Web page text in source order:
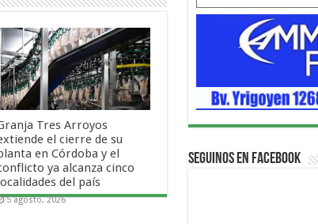
Tres Arroyos
el cierre de su
en Córdoba y el
ya alcanza cinco
del país
5 agosto, 2026
Seguinos en Facebook